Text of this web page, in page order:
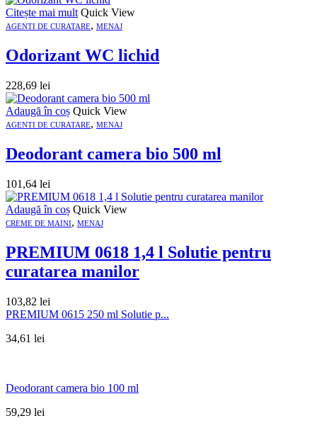
Citește mai mult Quick View
AGENTI DE CURATARE, MENAJ
Odorizant WC lichid
228,69 lei
Adaugă în coș Quick View
AGENTI DE CURATARE, MENAJ
Deodorant camera bio 500 ml
101,64 lei
Adaugă în coș Quick View
CREME DE MAINI, MENAJ
PREMIUM 0618 1,4 l Solutie pentru
curatarea manilor
103,82 lei
PREMIUM 0615 250 ml Solutie p...
34,61 lei
Deodorant camera bio 100 ml
59,29 lei